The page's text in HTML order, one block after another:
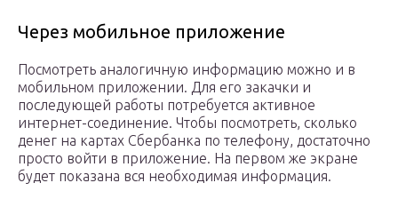
Через мобильное приложение
Посмотреть аналогичную информацию можно и в
мобильном приложении. Для его закачки и
последующей работы потребуется активное
интернет-соединение. Чтобы посмотреть, сколько
денег на картах Сбербанка по телефону, достаточно
просто войти в приложение. На первом же экране
будет показана вся необходимая информация.